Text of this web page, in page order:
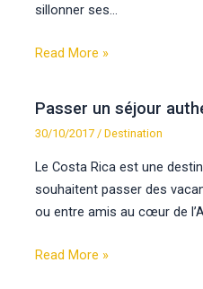
sillonner ses…
Read More »
Passer un séjour
30/10/2017/Destination
Le Costa Rica est une
souhaitent passer des
ou entre amis au cœur de
Read More »